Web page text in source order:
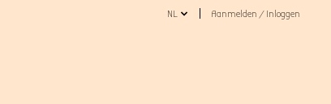
NL Aanmelden / Inloggen